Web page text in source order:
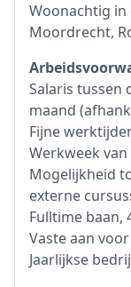
Woonachtig in
Moordrecht,
Salaris tussen
maand
Fijne
Werkweek
Mogelijkheid
externe
Fulltime baan,
Vaste aan
Jaarlijkse